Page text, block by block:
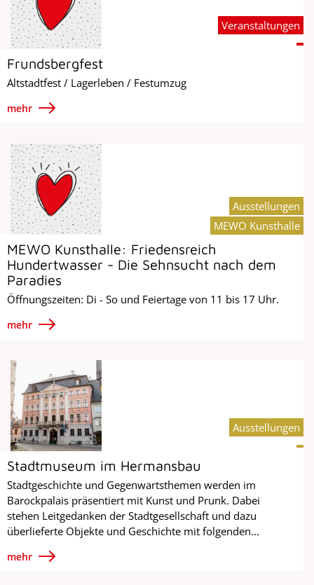
Frundsbergfest
Altstadtfest / Lagerleben / Festumzug
mehr
Veranstaltungen
MEWO Kunsthalle: Friedensreich
Hundertwasser - Die Sehnsucht nach dem
Paradies
Öffnungszeiten: Di - So und Feiertage von 11 bis 17 Uhr.
mehr
Ausstellungen
MEWO Kunsthalle
Stadtmuseum im Hermansbau
Stadtgeschichte und Gegenwartsthemen werden im
Barockpalais präsentiert mit Kunst und Prunk. Dabei
stehen Leitgedanken der Stadtgesellschaft und dazu
überlieferte Objekte und Geschichte mit folgenden...
mehr
Ausstellungen